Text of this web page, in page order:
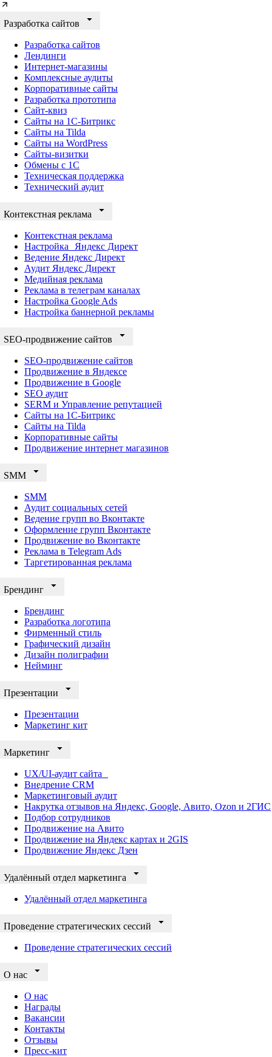
Разработка сайтов
Разработка сайтов
Лендинги
Интернет-магазины
Комплексные аудиты
Корпоративные сайты
Разработка прототипа
Сайт-квиз
Сайты на 1С-Битрикс
Сайты на Tilda
Сайты на WordPress
Сайты-визитки
Обмены с 1С
Техническая поддержка
Технический аудит
Контекстная реклама
Контекстная реклама
Настройка Яндекс Директ
Ведение Яндекс Директ
Аудит Яндекс Директ
Медийная реклама
Реклама в телеграм каналах
Настройка Google Ads
Настройка баннерной рекламы
SEO-продвижение сайтов
SEO-продвижение сайтов
Продвижение в Яндексе
Продвижение в Google
SEO аудит
SERM и Управление репутацией
Сайты на 1С-Битрикс
Сайты на Tilda
Корпоративные сайты
Продвижение интернет магазинов
SMM
SMM
Аудит социальных сетей
Ведение групп во Вконтакте
Оформление групп Вконтакте
Продвижение во Вконтакте
Реклама в Telegram Ads
Таргетированная реклама
Брендинг
Брендинг
Разработка логотипа
Фирменный стиль
Графический дизайн
Дизайн полиграфии
Нейминг
Презентации
Презентации
Маркетинг кит
Маркетинг
UX/UI-аудит сайта
Внедрение CRM
Маркетинговый аудит
Накрутка отзывов на Яндекс, Google, Авито, Ozon и 2ГИС
Подбор сотрудников
Продвижение на Авито
Продвижение на Яндекс картах и 2GIS
Продвижение Яндекс Дзен
Удалённый отдел маркетинга
Удалённый отдел маркетинга
Проведение стратегических сессий
Проведение стратегических сессий
О нас
О нас
Награды
Вакансии
Контакты
Отзывы
Пресс-кит